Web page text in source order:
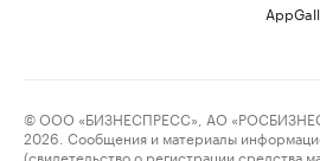
© ООО «БИЗНЕСПРЕСС», АО
2026. Сообщения и материалы
(свидетельство о регистрации средства